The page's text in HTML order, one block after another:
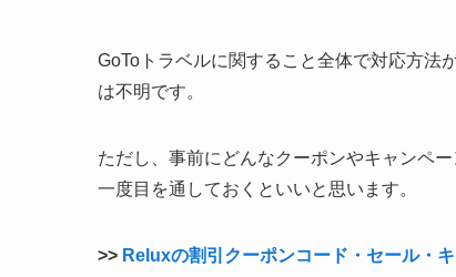
GoToトラベルに関すること全体で対応方法
は不明です。
ただし、事前にどんなクーポンやキャンペ
一度目を通しておくといいと思います。
>> Reluxの割引クーポンコード・セール・